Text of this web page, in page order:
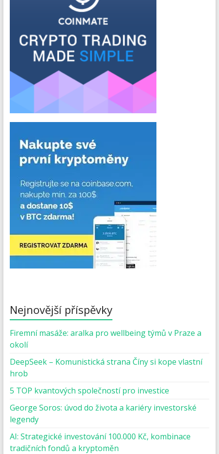
Nejnovější příspěvky
Firemní masáže: aralka pro wellbeing týmů v Praze a
okolí
DeepSeek – Komunistická strana Číny si kope vlastní
hrob
5 TOP kvantových společností pro investice
George Soros: úvod do života a kariéry investorské
legendy
AI: Strategické investování 100.000 Kč, kombinace
tradičních fondů a kryptoměn